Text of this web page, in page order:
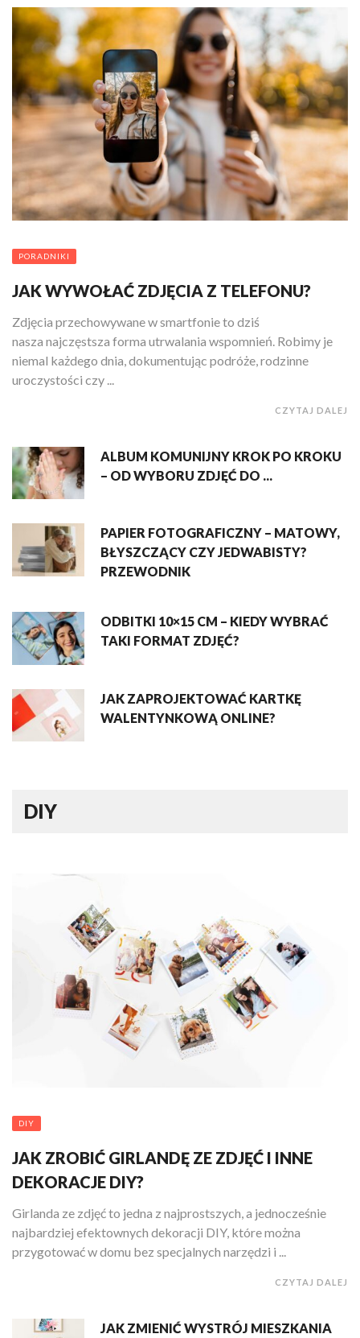
PORADNIKI
JAK WYWOŁAĆ ZDJĘCIA Z TELEFONU?
Zdjęcia przechowywane w smartfonie to dziś
nasza najczęstsza forma utrwalania wspomnień. Robimy je
niemal każdego dnia, dokumentując podróże, rodzinne
uroczystości czy ...
CZYTAJ DALEJ
ALBUM KOMUNIJNY KROK PO KROKU
– OD WYBORU ZDJĘĆ DO ...
PAPIER FOTOGRAFICZNY – MATOWY,
BŁYSZCZĄCY CZY JEDWABISTY?
PRZEWODNIK
ODBITKI 10×15 CM – KIEDY WYBRAĆ
TAKI FORMAT ZDJĘĆ?
JAK ZAPROJEKTOWAĆ KARTKĘ
WALENTYNKOWĄ ONLINE?
DIY
DIY
JAK ZROBIĆ GIRLANDĘ ZE ZDJĘĆ I INNE
DEKORACJE DIY?
Girlanda ze zdjęć to jedna z najprostszych, a jednocześnie
najbardziej efektownych dekoracji DIY, które można
przygotować w domu bez specjalnych narzędzi i ...
CZYTAJ DALEJ
JAK ZMIENIĆ WYSTRÓJ MIESZKANIA